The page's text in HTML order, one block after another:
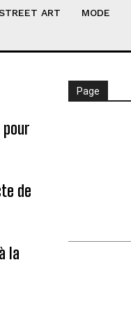
ART MODE
pour
de
la
Page